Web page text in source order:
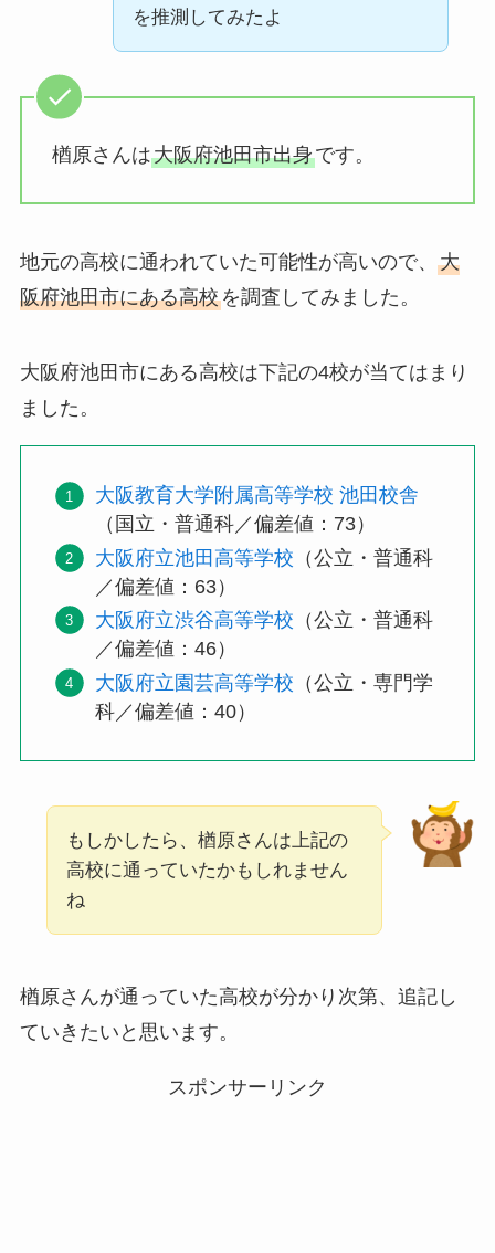
を推測してみたよ
楢原さんは大阪府池田市出身です。
地元の高校に通われていた可能性が高いので、 大
阪府池田市にある高校を調査してみました。
大阪府池田市にある高校は下記の4校が当てはまり
ました。
大阪教育大学附属高等学校 池田校舎
（国立・普通科／偏差値：73）
大阪府立池田高等学校 （公立・普通科
／偏差値：63）
大阪府立渋谷高等学校 （公立・普通科
／偏差値：46）
大阪府立園芸高等学校 （公立・専門学
科／偏差値：40）
もしかしたら、楢原さんは上記の
高校に通っていたかもしれません
ね
楢原さんが通っていた高校が分かり次第、追記し
ていきたいと思います。
スポンサーリンク